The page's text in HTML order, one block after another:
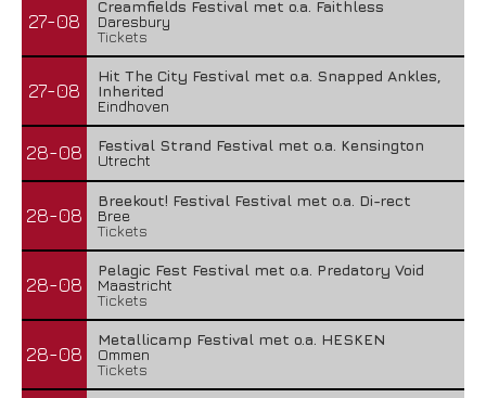
27-08
Creamfields Festival met o.a. Faithless
Daresbury
Tickets
27-08
Hit The City Festival met o.a. Snapped Ankles,
Inherited
Eindhoven
28-08
Festival Strand Festival met o.a. Kensington
Utrecht
28-08
Breekout! Festival Festival met o.a. Di-rect
Bree
Tickets
28-08
Pelagic Fest Festival met o.a. Predatory Void
Maastricht
Tickets
28-08
Metallicamp Festival met o.a. HESKEN
Ommen
Tickets